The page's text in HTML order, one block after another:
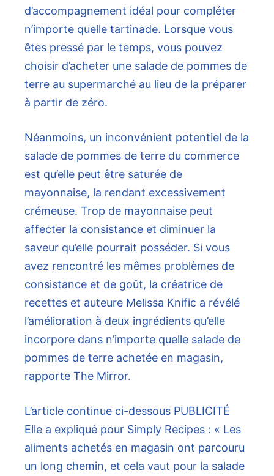
d’accompagnement idéal pour compléter
n’importe quelle tartinade. Lorsque vous
êtes pressé par le temps, vous pouvez
choisir d’acheter une salade de pommes de
terre au supermarché au lieu de la préparer
à partir de zéro.
Néanmoins, un inconvénient potentiel de la
salade de pommes de terre du commerce
est qu’elle peut être saturée de
mayonnaise, la rendant excessivement
crémeuse. Trop de mayonnaise peut
affecter la consistance et diminuer la
saveur qu’elle pourrait posséder. Si vous
avez rencontré les mêmes problèmes de
consistance et de goût, la créatrice de
recettes et auteure Melissa Knific a révélé
l’amélioration à deux ingrédients qu’elle
incorpore dans n’importe quelle salade de
pommes de terre achetée en magasin,
rapporte The Mirror.
L’article continue ci-dessous PUBLICITÉ
Elle a expliqué pour Simply Recipes : « Les
aliments achetés en magasin ont parcouru
un long chemin, et cela vaut pour la salade